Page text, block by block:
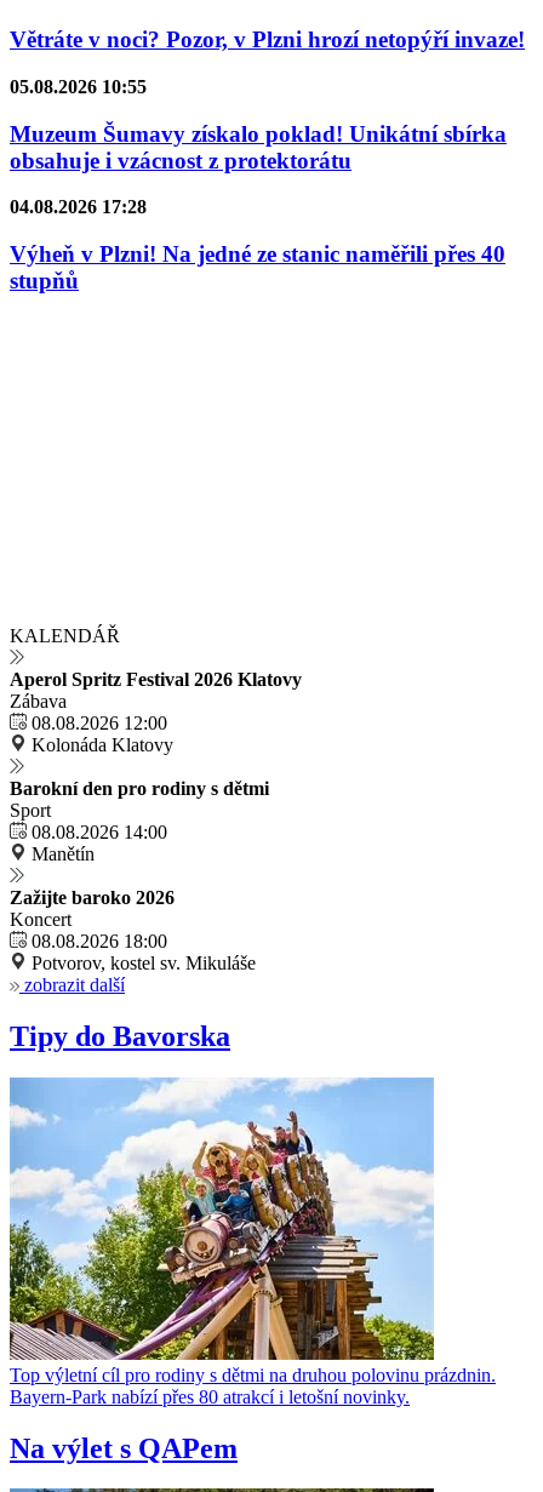
Větráte v noci? Pozor, v Plzni hrozí netopýří invaze!
05.08.2026 10:55
Muzeum Šumavy získalo poklad! Unikátní sbírka
obsahuje i vzácnost z protektorátu
04.08.2026 17:28
Výheň v Plzni! Na jedné ze stanic naměřili přes 40
stupňů
KALENDÁŘ
Aperol Spritz Festival 2026 Klatovy
Zábava
08.08.2026 12:00
Kolonáda Klatovy
Barokní den pro rodiny s dětmi
Sport
08.08.2026 14:00
Manětín
Zažijte baroko 2026
Koncert
08.08.2026 18:00
Potvorov, kostel sv. Mikuláše
zobrazit další
Tipy do Bavorska
Top výletní cíl pro rodiny s dětmi na druhou polovinu prázdnin.
Bayern-Park nabízí přes 80 atrakcí i letošní novinky.
Na výlet s QAPem